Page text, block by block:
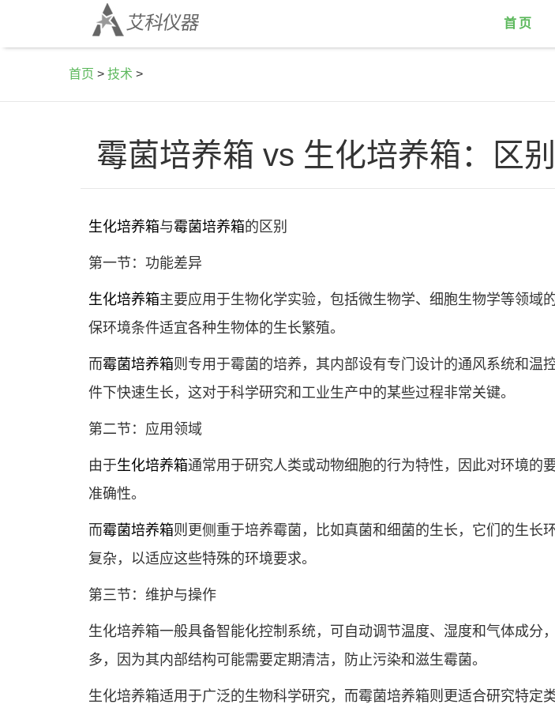
首页
首页 > 技术 >
霉菌培养箱 vs 生化培养箱：区
生化培养箱与霉菌培养箱的区别
第一节：功能差异
生化培养箱主要应用于生物化学实验，包括微生物学、细胞生物学等领
保环境条件适宜各种生物体的生长繁殖。
而霉菌培养箱则专用于霉菌的培养，其内部设有专门设计的通风系统和温
件下快速生长，这对于科学研究和工业生产中的某些过程非常关键。
第二节：应用领域
由于生化培养箱通常用于研究人类或动物细胞的行为特性，因此对环境的
准确性。
而霉菌培养箱则更侧重于培养霉菌，比如真菌和细菌的生长，它们的生长
复杂，以适应这些特殊的环境要求。
第三节：维护与操作
生化培养箱一般具备智能化控制系统，可自动调节温度、湿度和气体成
多，因为其内部结构可能需要定期清洁，防止污染和滋生霉菌。
生化培养箱适用于广泛的生物科学研究，而霉菌培养箱则更适合研究特